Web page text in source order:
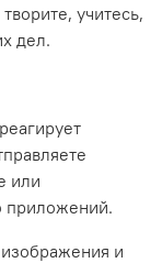
учитесь,
дел.
или
приложений.
и